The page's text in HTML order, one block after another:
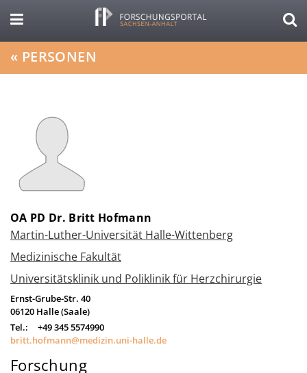
« PERSONEN
OA PD Dr. Britt Hofmann
Martin-Luther-Universität Halle-Wittenberg
Medizinische Fakultät
Universitätsklinik und Poliklinik für Herzchirurgie
Ernst-Grube-Str. 40
06120 Halle (Saale)
Tel.:
+49 345 5574990
britt.hofmann@medizin.uni-halle.de
Forschung